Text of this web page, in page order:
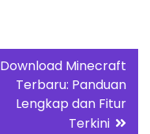
Download Minecraft
Terbaru: Panduan
Lengkap dan Fitur
Terkini